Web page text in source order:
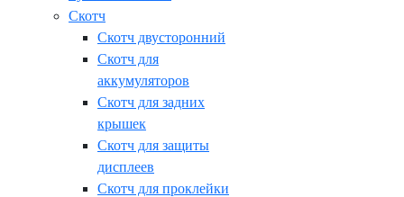
Скотч
Скотч двусторонний
Скотч для
аккумуляторов
Скотч для задних
крышек
Скотч для защиты
дисплеев
Скотч для проклейки